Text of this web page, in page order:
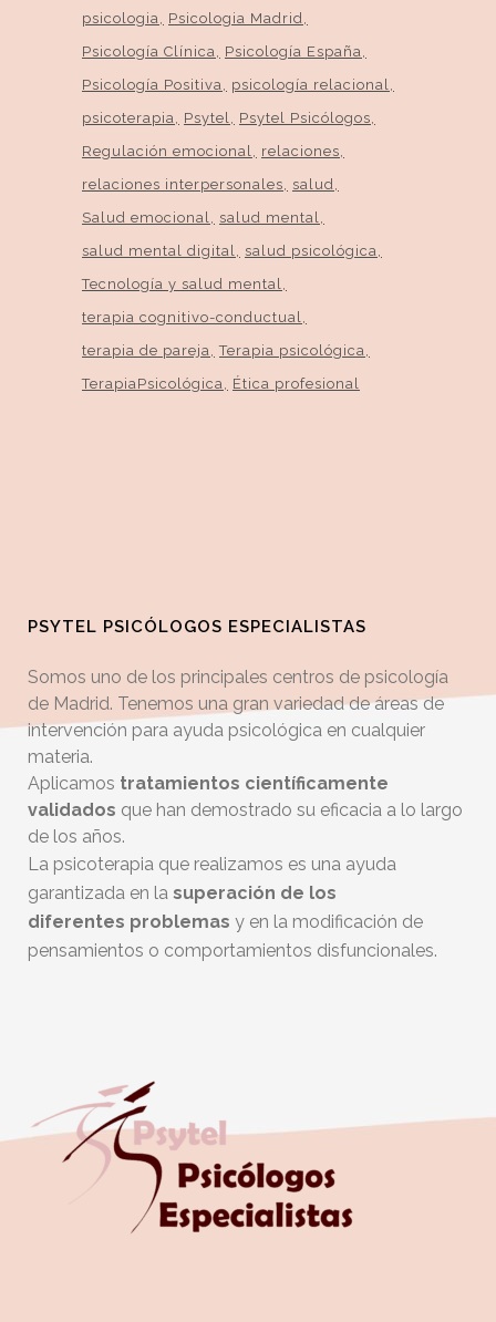
psicologia
Psicologia Madrid
Psicología Clínica
Psicología España
Psicología Positiva
psicología relacional
psicoterapia
Psytel
Psytel Psicólogos
Regulación emocional
relaciones
relaciones interpersonales
salud
Salud emocional
salud mental
salud mental digital
salud psicológica
Tecnología y salud mental
terapia cognitivo-conductual
terapia de pareja Terapia psicológica
TerapiaPsicológica
Ética profesional
PSYTEL PSICÓLOGOS ESPECIALISTAS
Somos uno de los principales centros de psicología
de Madrid. Tenemos una gran variedad de áreas de
intervención para ayuda psicológica en cualquier
materia.
Aplicamos tratamientos científicamente
validados que han demostrado su eficacia a lo largo
de los años.
La psicoterapia que realizamos es una ayuda
garantizada en la superación de los
diferentes problemas y en la modificación de
pensamientos o comportamientos disfuncionales.